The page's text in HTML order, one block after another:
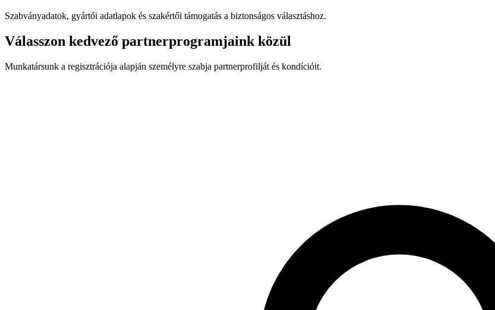
Szabványadatok, gyártói adatlapok és szakértői támogatás a biztonságos választáshoz.
Válasszon kedvező partnerprogramjaink közül
Munkatársunk a regisztrációja alapján személyre szabja partnerprofilját és kondícióit.